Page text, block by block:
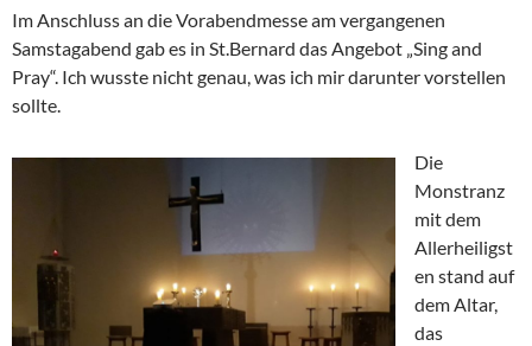
Im Anschluss an die Vorabendmesse am vergangenen
Samstagabend gab es in St.Bernard das Angebot „Sing and
Pray“. Ich wusste nicht genau, was ich mir darunter vorstellen
sollte.
Die
Monstranz
mit dem
Allerheiligst
en stand auf
dem Altar,
das